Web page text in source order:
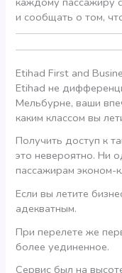
и сообщать о том,
Etihad First and
Etihad не
Мельбурне, ваши
каким классом вы
Получить доступ к
это невероятно. Ни
пассажирам эконом-
Если вы летите
адекватным.
При перелете же
более уединенное.
Сервис был на